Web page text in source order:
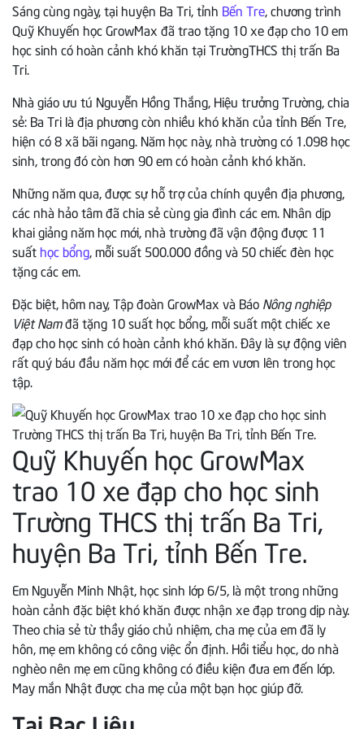
Sáng cùng ngày, tại huyện Ba Tri, tỉnh Bến Tre, chương trình
Quỹ Khuyến học GrowMax đã trao tặng 10 xe đạp cho 10 em
học sinh có hoàn cảnh khó khăn tại TrườngTHCS thị trấn Ba
Tri.
Nhà giáo ưu tú Nguyễn Hồng Thắng, Hiệu trưởng Trường, chia
sẻ: Ba Tri là địa phương còn nhiều khó khăn của tỉnh Bến Tre,
hiện có 8 xã bãi ngang. Năm học này, nhà trường có 1.098 học
sinh, trong đó còn hơn 90 em có hoàn cảnh khó khăn.
Những năm qua, được sự hỗ trợ của chính quyền địa phương,
các nhà hảo tâm đã chia sẻ cùng gia đình các em. Nhân dịp
khai giảng năm học mới, nhà trường đã vận động được 11
suất học bổng, mỗi suất 500.000 đồng và 50 chiếc đèn học
tặng các em.
Đặc biệt, hôm nay, Tập đoàn GrowMax và Báo Nông nghiệp
Việt Namđã tặng 10 suất học bổng, mỗi suất một chiếc xe
đạp cho học sinh có hoàn cảnh khó khăn. Đây là sự động viên
rất quý báu đầu năm học mới để các em vươn lên trong học
tập.
Quỹ Khuyến học GrowMax
trao 10 xe đạp cho học sinh
Trường THCS thị trấn Ba Tri,
huyện Ba Tri, tỉnh Bến Tre.
Em Nguyễn Minh Nhật, học sinh lớp 6/5, là một trong những
hoàn cảnh đặc biệt khó khăn được nhận xe đạp trong dịp này.
Theo chia sẻ từ thầy giáo chủ nhiệm, cha mẹ của em đã ly
hôn, mẹ em không có công việc ổn định. Hồi tiểu học, do nhà
nghèo nên mẹ em cũng không có điều kiện đưa em đến lớp.
May mắn Nhật được cha mẹ của một bạn học giúp đỡ.